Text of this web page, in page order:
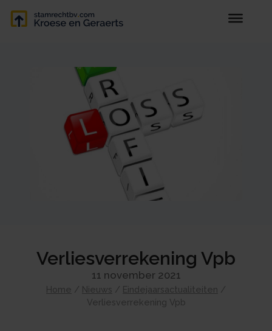
Verliesverrekening Vpb
11 november 2021
Home / Nieuws / Eindejaarsactualiteiten /
Verliesverrekening Vpb